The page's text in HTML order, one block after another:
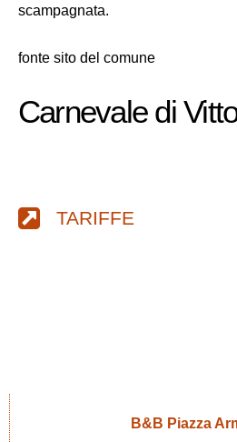
scampagnata.
fonte sito del comune
Carnevale di
TARIFFE
B&B Piazza